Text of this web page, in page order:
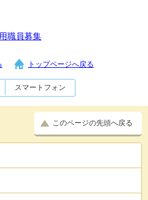
職員募集
トップページへ戻る
スマートフォン
このページの先頭へ戻る